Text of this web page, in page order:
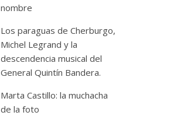
nombre
Los paraguas de Cherburgo,
Michel Legrand y la
descendencia musical del
General Quintín Bandera.
Marta Castillo: la muchacha
de la foto